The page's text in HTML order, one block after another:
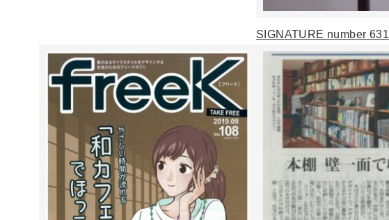
SIGNATURE number 631